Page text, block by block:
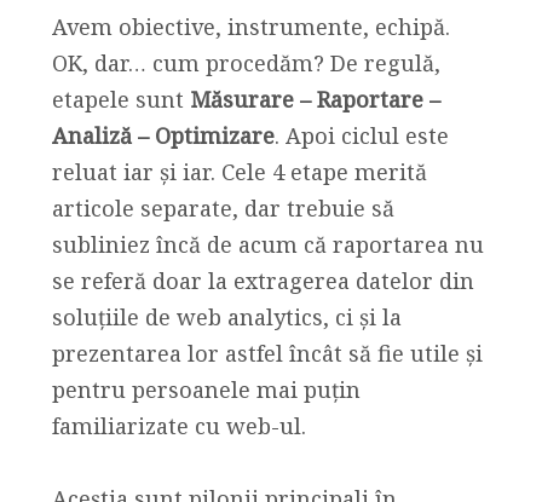
Avem obiective, instrumente, echipă.
OK, dar… cum procedăm? De regulă,
etapele sunt Măsurare – Raportare –
Analiză – Optimizare. Apoi ciclul este
reluat iar și iar. Cele 4 etape merită
articole separate, dar trebuie să
subliniez încă de acum că raportarea nu
se referă doar la extragerea datelor din
soluțiile de web analytics, ci și la
prezentarea lor astfel încât să fie utile și
pentru persoanele mai puțin
familiarizate cu web-ul.